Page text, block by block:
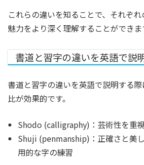
これらの違いを知ることで、それぞ
魅力をより深く理解することができま
書道と習字の違いを英語で説
書道と習字の違いを英語で説明する
比が効果的です。
Shodo (calligraphy)：芸術性を重
Shuji (penmanship)：正確さと美
用的な字の練習